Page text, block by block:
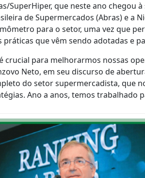
SuperHiper, que neste ano chegou
de Supermercados (Abras) e a
para o setor, uma vez que
práticas que vêm sendo adotadas e
crucial para melhorarmos nossas
Neto, em seu discurso de
do setor supermercadista, que
Ano a anos, temos trabalhado